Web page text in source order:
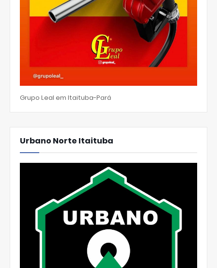
Grupo Leal em Itaituba-Pará
Urbano Norte Itaituba